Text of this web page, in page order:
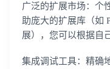
广泛的扩展市场：个
助庞大的扩展库（如
展），您可以根据自
集成调试工具：精确